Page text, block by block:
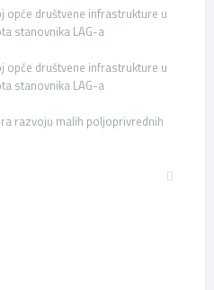
opće društvene infrastrukture u
stanovnika LAG-a
opće društvene infrastrukture u
stanovnika LAG-a
razvoju malih poljoprivrednih